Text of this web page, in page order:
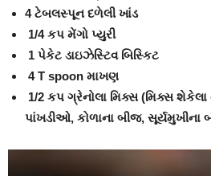
4 ટેબલસ્પૂન દળેલી ખાંડ
1/4 કપ મેંગો પ્યુરી
1 પેકેટ ડાઇઝેસ્ટિવ બિસ્કિટ
4 T spoon માખણ
1/2 કપ ગ્રેનોલા મિક્સ (મિક્સ
પાંખડીઓ, કોળાના બીજ, સૂર્યમુખીના